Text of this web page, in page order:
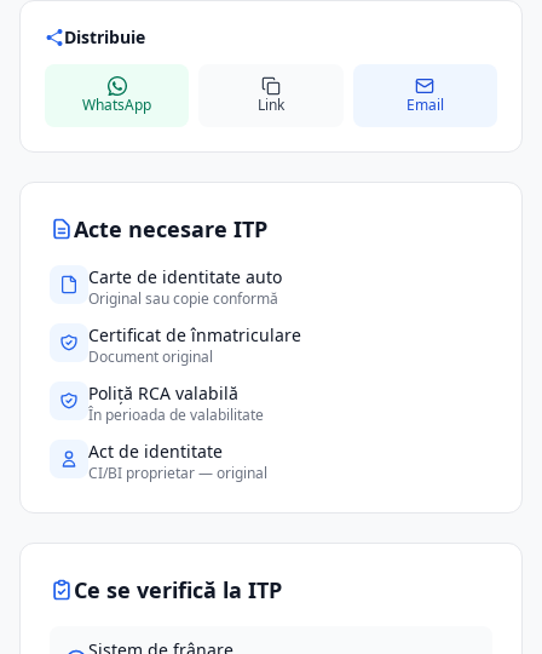
Acte necesare ITP
Carte de identitate auto
Original sau copie conformă
Certificat de înmatriculare
Document original
Poliță RCA valabilă
În perioada de valabilitate
Act de identitate
CI/BI proprietar — original
Ce se verifică la ITP
Distribuie
WhatsApp Link Email